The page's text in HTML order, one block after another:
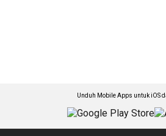
Unduh Mobile Apps untuk iOS